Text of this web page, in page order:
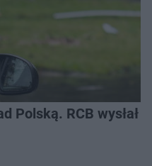
Polską. RCB